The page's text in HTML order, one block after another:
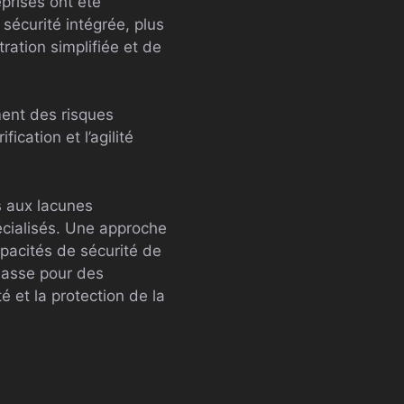
intégrée, plus
simplifiée et de
des risques
et l’agilité
lacunes
Une approche
de sécurité de
pour des
et la protection de la